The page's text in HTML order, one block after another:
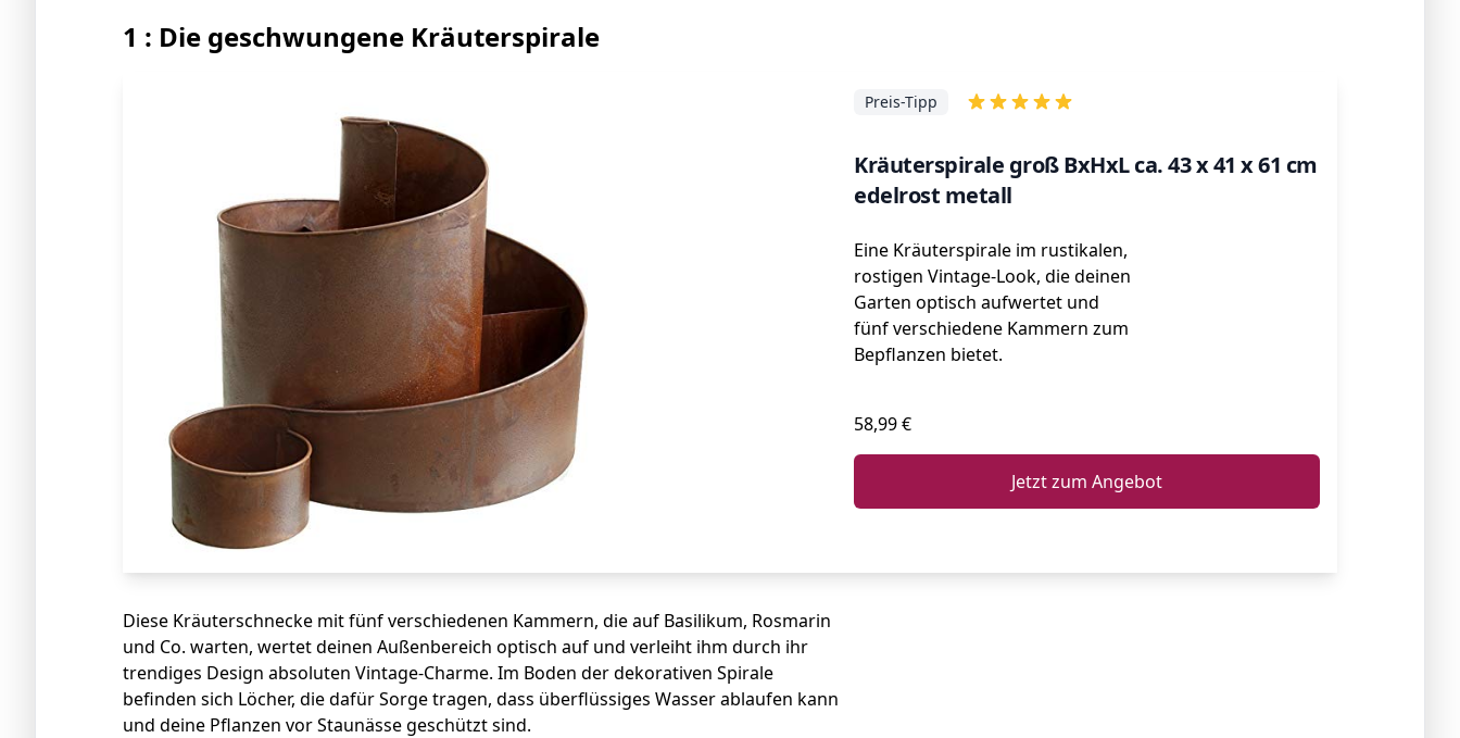
1 : Die geschwungene Kräuterspirale
Kräuterspirale groß BxHxL ca. 43 x 41 x 61 cm
edelrost metall
Preis-Tipp
Eine Kräuterspirale im rustikalen,
rostigen Vintage-Look, die deinen
Garten optisch aufwertet und
fünf verschiedene Kammern zum
Bepflanzen bietet.
58,99 €
Jetzt zum Angebot
Diese Kräuterschnecke mit fünf verschiedenen Kammern, die auf Basilikum, Rosmarin
und Co. warten, wertet deinen Außenbereich optisch auf und verleiht ihm durch ihr
trendiges Design absoluten Vintage-Charme. Im Boden der dekorativen Spirale
befinden sich Löcher, die dafür Sorge tragen, dass überflüssiges Wasser ablaufen kann
und deine Pflanzen vor Staunässe geschützt sind.